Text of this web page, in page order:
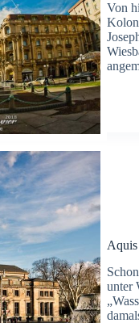
Von
unter